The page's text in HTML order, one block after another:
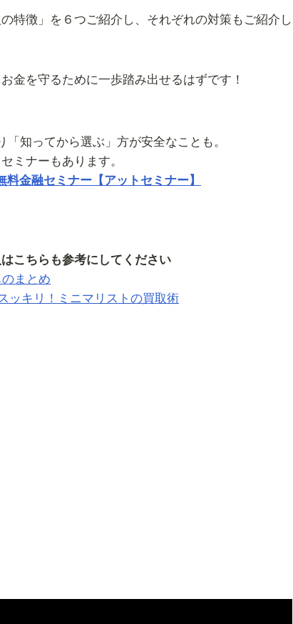
特徴」を６つご紹介し、それぞれの対策もご紹介し
金を守るために一歩踏み出せるはずです！
知ってから選ぶ」方が安全なことも。
ミナーもあります。
料金融セミナー【アットセミナー】
こちらも参考にしてください
まとめ
ッキリ！ミニマリストの買取術